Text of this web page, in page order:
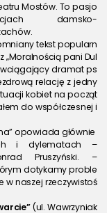
Mostów. To pasjo
damsko-
tekst popularn
„Moralnością pani Dul
dramat ps
relację z jedny
kobiet na począt
do współczesnej i
opowiada głównie
i dylematach –
Pruszyński. –
dotykamy proble
w naszej rzeczywistoś
(ul. Wawrzyniak